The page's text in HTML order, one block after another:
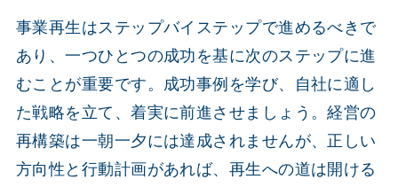
事業再生はステップバイステップで進めるべきで
あり、一つひとつの成功を基に次のステップに進
むことが重要です。成功事例を学び、自社に適し
た戦略を立て、着実に前進させましょう。経営の
再構築は一朝一夕には達成されませんが、正しい
方向性と行動計画があれば、再生への道は開ける